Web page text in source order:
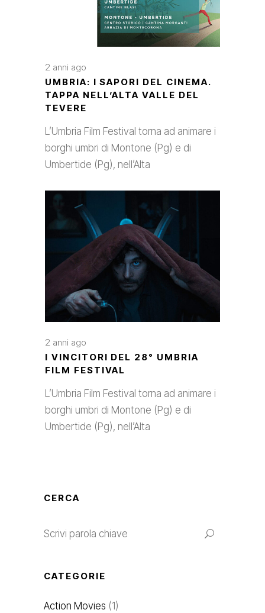
2 anni ago
UMBRIA: I SAPORI DEL CINEMA.
TAPPA NELL’ALTA VALLE DEL
TEVERE
L’Umbria Film Festival torna ad animare i
borghi umbri di Montone (Pg) e di
Umbertide (Pg), nell’Alta
2 anni ago
I VINCITORI DEL 28° UMBRIA
FILM FESTIVAL
L’Umbria Film Festival torna ad animare i
borghi umbri di Montone (Pg) e di
Umbertide (Pg), nell’Alta
CERCA
CATEGORIE
Action Movies (1)